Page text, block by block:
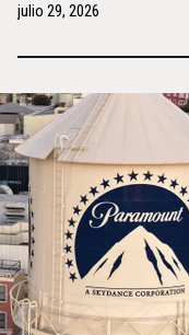
julio 29, 2026